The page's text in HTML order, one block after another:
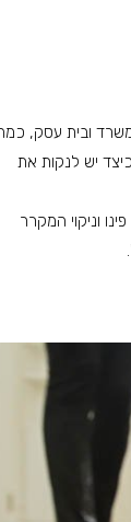
משרד ובית עסק,
יש לנקות את
וניקוי המקרר